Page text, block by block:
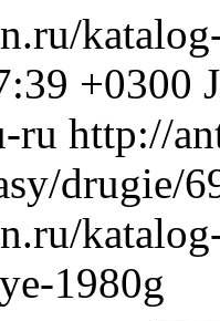
+0300
ru http://
drugie/
1980g